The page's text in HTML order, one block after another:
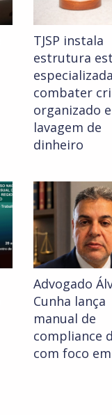
TJSP instala
estrutura
combater
organizado e
lavagem de
dinheiro
Advogado
Cunha lança
manual de
compliance
com foco em